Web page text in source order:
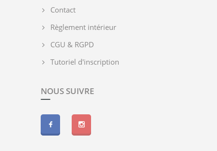
Contact
Règlement intérieur
CGU & RGPD
Tutoriel d'inscription
NOUS SUIVRE